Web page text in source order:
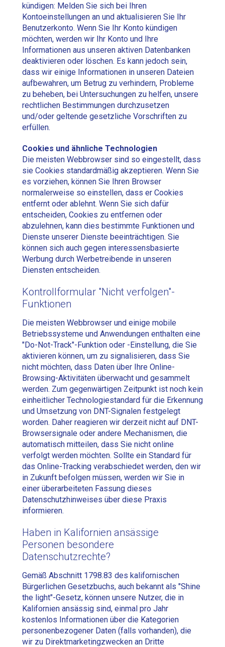
kündigen: Melden Sie sich bei Ihren
Kontoeinstellungen an und aktualisieren Sie Ihr
Benutzerkonto. Wenn Sie Ihr Konto kündigen
möchten, werden wir Ihr Konto und Ihre
Informationen aus unseren aktiven Datenbanken
deaktivieren oder löschen. Es kann jedoch sein,
dass wir einige Informationen in unseren Dateien
aufbewahren, um Betrug zu verhindern, Probleme
zu beheben, bei Untersuchungen zu helfen, unsere
rechtlichen Bestimmungen durchzusetzen
und/oder geltende gesetzliche Vorschriften zu
erfüllen.
Cookies und ähnliche Technologien
Die meisten Webbrowser sind so eingestellt, dass
sie Cookies standardmäßig akzeptieren. Wenn Sie
es vorziehen, können Sie Ihren Browser
normalerweise so einstellen, dass er Cookies
entfernt oder ablehnt. Wenn Sie sich dafür
entscheiden, Cookies zu entfernen oder
abzulehnen, kann dies bestimmte Funktionen und
Dienste unserer Dienste beeinträchtigen. Sie
können sich auch gegen interessensbasierte
Werbung durch Werbetreibende in unseren
Diensten entscheiden.
Kontrollformular "Nicht verfolgen"-
Funktionen
Die meisten Webbrowser und einige mobile
Betriebssysteme und Anwendungen enthalten eine
"Do-Not-Track"-Funktion oder -Einstellung, die Sie
aktivieren können, um zu signalisieren, dass Sie
nicht möchten, dass Daten über Ihre Online-
Browsing-Aktivitäten überwacht und gesammelt
werden. Zum gegenwärtigen Zeitpunkt ist noch kein
einheitlicher Technologiestandard für die Erkennung
und Umsetzung von DNT-Signalen festgelegt
worden. Daher reagieren wir derzeit nicht auf DNT-
Browsersignale oder andere Mechanismen, die
automatisch mitteilen, dass Sie nicht online
verfolgt werden möchten. Sollte ein Standard für
das Online-Tracking verabschiedet werden, den wir
in Zukunft befolgen müssen, werden wir Sie in
einer überarbeiteten Fassung dieses
Datenschutzhinweises über diese Praxis
informieren.
Haben in Kalifornien ansässige
Personen besondere
Datenschutzrechte?
Gemäß Abschnitt 1798.83 des kalifornischen
Bürgerlichen Gesetzbuchs, auch bekannt als "Shine
the light"-Gesetz, können unsere Nutzer, die in
Kalifornien ansässig sind, einmal pro Jahr
kostenlos Informationen über die Kategorien
personenbezogener Daten (falls vorhanden), die
wir zu Direktmarketingzwecken an Dritte